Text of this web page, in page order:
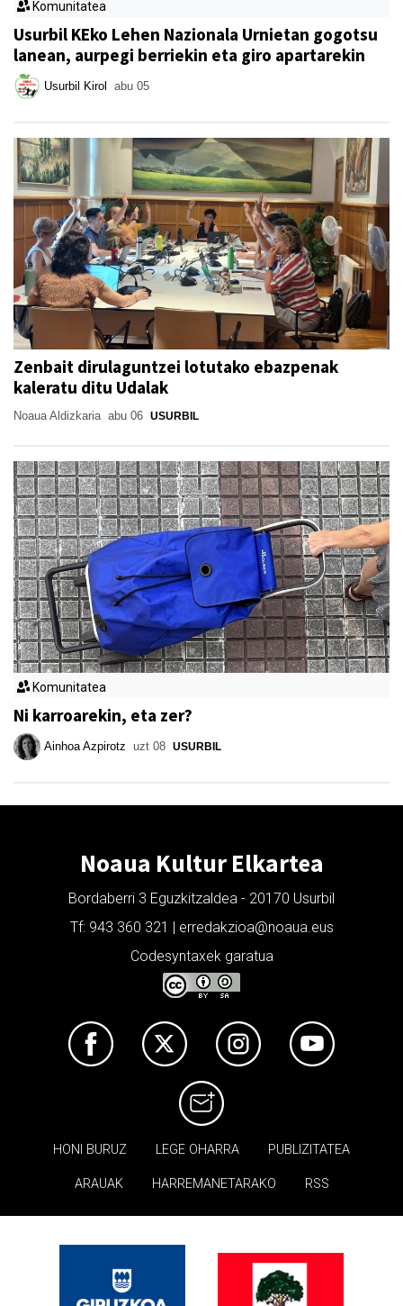
Komunitatea
Usurbil KEko Lehen Nazionala Urnietan gogotsu
lanean, aurpegi berriekin eta giro apartarekin
Usurbil Kirol abu 05
Zenbait dirulaguntzei lotutako ebazpenak
kaleratu ditu Udalak
Noaua Aldizkaria abu 06 USURBIL
Komunitatea
Ni karroarekin, eta zer?
Ainhoa Azpirotz uzt 08 USURBIL
Noaua Kultur Elkartea
Bordaberri 3 Eguzkitzaldea - 20170 Usurbil
Tf: 943 360 321 | erredakzioa@noaua.eus
Codesyntaxek garatua
HONI BURUZ LEGE OHARRA PUBLIZITATEA
ARAUAK HARREMANETARAKO RSS